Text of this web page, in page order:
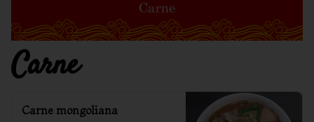
Carne
Carne mongoliana